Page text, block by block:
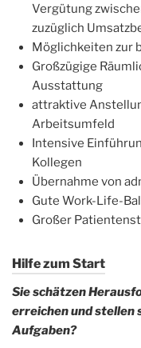
Vergütung
zuzüglich
Möglichkeiten zur
Großzügige
Ausstattung
attraktive
Arbeitsumfeld
Intensive
Kollegen
Übernahme von
Gute Work-Life-
Großer
Hilfe zum Start
Sie schätzen
erreichen und stellen
Aufgaben?